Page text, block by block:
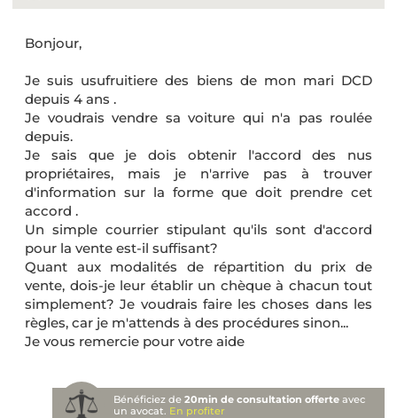
Bonjour,
Je suis usufruitiere des biens de mon mari DCD
depuis 4 ans .
Je voudrais vendre sa voiture qui n'a pas roulée
depuis.
Je sais que je dois obtenir l'accord des nus
propriétaires, mais je n'arrive pas à trouver
d'information sur la forme que doit prendre cet
accord .
Un simple courrier stipulant qu'ils sont d'accord
pour la vente est-il suffisant?
Quant aux modalités de répartition du prix de
vente, dois-je leur établir un chèque à chacun tout
simplement? Je voudrais faire les choses dans les
règles, car je m'attends à des procédures sinon...
Je vous remercie pour votre aide
Bénéficiez de20min de consultation offerte avec
un avocat. En profiter